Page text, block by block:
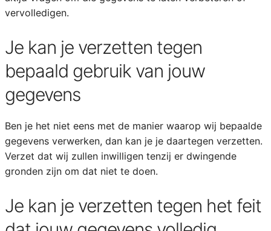
vervolledigen.
Je kan je verzetten tegen
bepaald gebruik van jouw
gegevens
Ben je het niet eens met de manier waarop wij bepaalde
gegevens verwerken, dan kan je je daartegen verzetten.
Verzet dat wij zullen inwilligen tenzij er dwingende
gronden zijn om dat niet te doen.
Je kan je verzetten tegen het feit